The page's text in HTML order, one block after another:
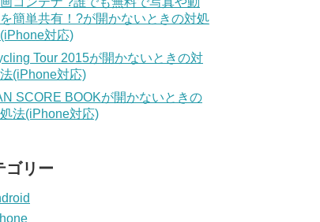
簡単共有！?が開かないときの対処
対応)
Tour 2015が開かないときの対
(iPhone対応)
SCORE BOOKが開かないときの
法(iPhone対応)
ゴリー